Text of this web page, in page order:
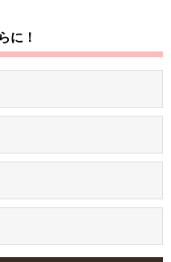
に！